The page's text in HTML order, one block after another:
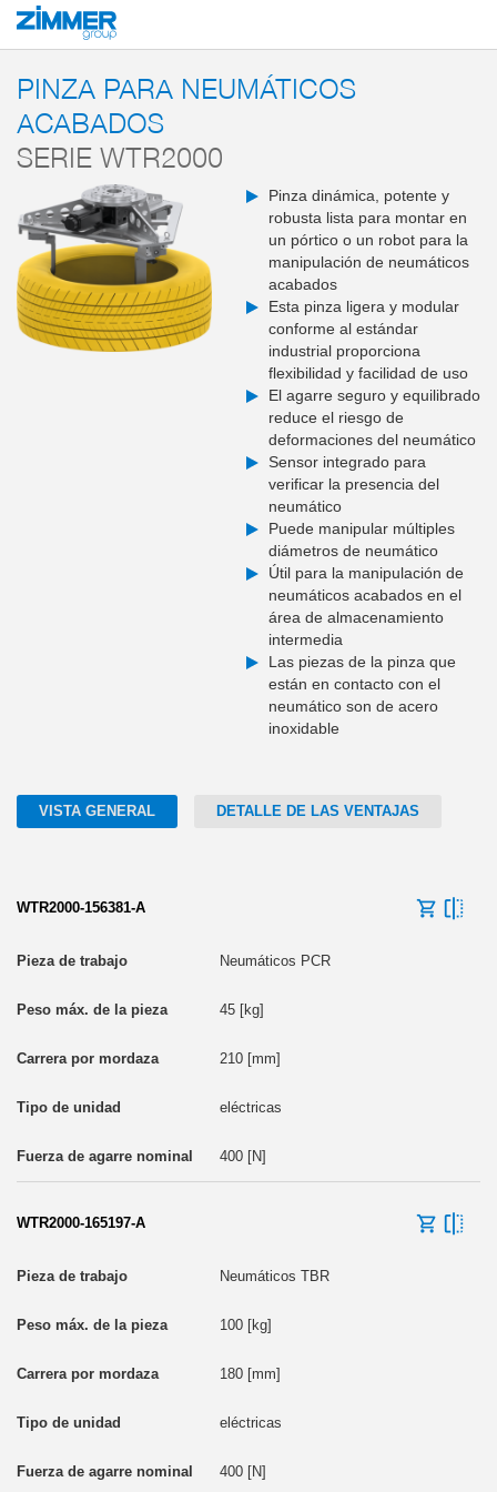
Inicio Productos
PINZA PARA NEUMÁTICOS
ACABADOS
SERIE WTR2000
Pinza dinámica, potente y
robusta lista para montar en
un pórtico o un robot para la
manipulación de neumáticos
acabados
Esta pinza ligera y modular
conforme al estándar
industrial proporciona
flexibilidad y facilidad de uso
El agarre seguro y equilibrado
reduce el riesgo de
deformaciones del neumático
Sensor integrado para
verificar la presencia del
neumático
Puede manipular múltiples
diámetros de neumático
Útil para la manipulación de
neumáticos acabados en el
área de almacenamiento
intermedia
Las piezas de la pinza que
están en contacto con el
neumático son de acero
inoxidable
VISTA GENERAL DETALLE DE LAS VENTAJAS
WTR2000-156381-A
Neumáticos PCR
45 [kg]
210 [mm]
eléctricas
400 [N]
WTR2000-165197-A
Neumáticos TBR
100 [kg]
180 [mm]
eléctricas
400 [N]